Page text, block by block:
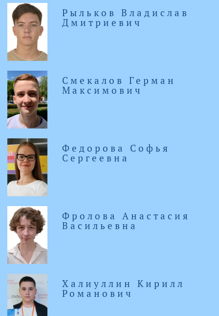
Рыльков Владислав
Дмитриевич
Смекалов Герман
Максимович
Федорова Софья
Сергеевна
Фролова Анастасия
Васильевна
Халиуллин Кирилл
Романович